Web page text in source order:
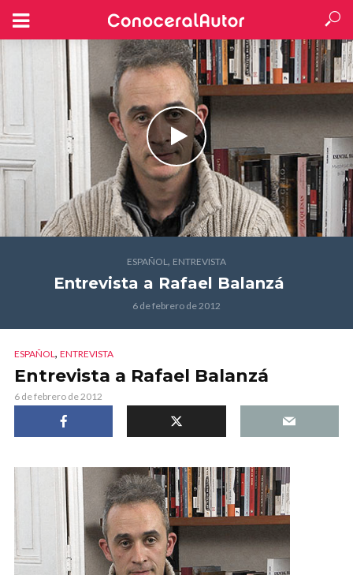
ESPAÑOL, ENTREVISTA
Entrevista a Rafael Balanzá
6 de febrero de 2012
ESPAÑOL, ENTREVISTA
Entrevista a Rafael Balanzá
6 de febrero de 2012